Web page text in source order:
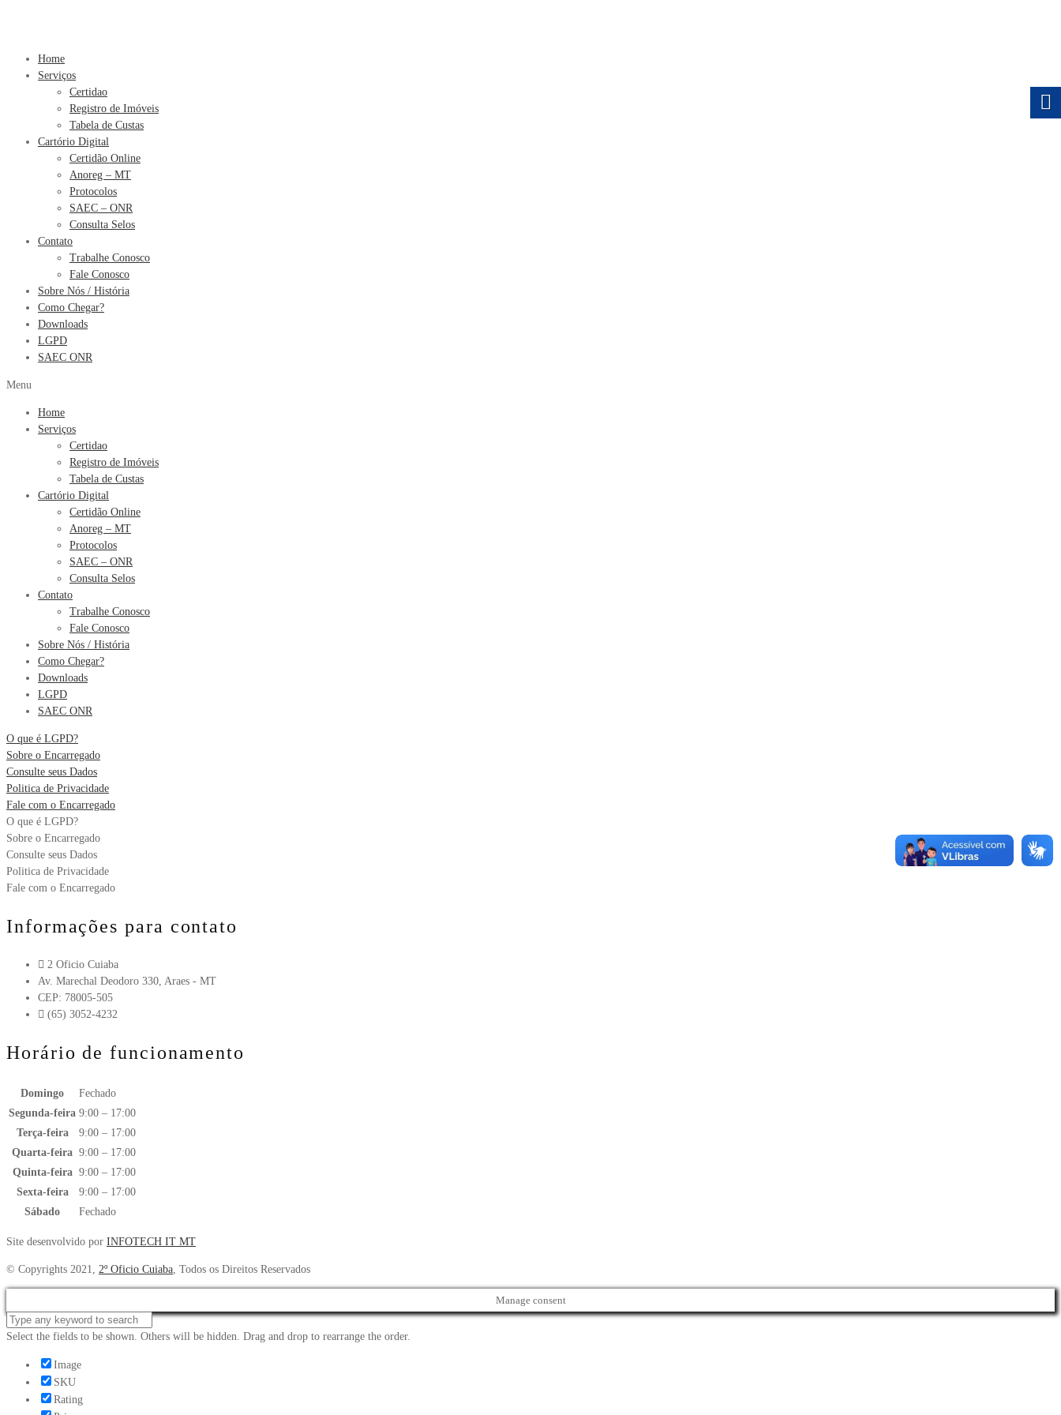
Home
Serviços
Certidao
Registro de Imóveis
Tabela de Custas
Cartório Digital
Certidão Online
Anoreg – MT
Protocolos
SAEC – ONR
Consulta Selos
Contato
Trabalhe Conosco
Fale Conosco
Sobre Nós / História
Como Chegar?
Downloads
LGPD
SAEC ONR
Menu
Home
Serviços
Certidao
Registro de Imóveis
Tabela de Custas
Cartório Digital
Certidão Online
Anoreg – MT
Protocolos
SAEC – ONR
Consulta Selos
Contato
Trabalhe Conosco
Fale Conosco
Sobre Nós / História
Como Chegar?
Downloads
LGPD
SAEC ONR
O que é LGPD?
Sobre o Encarregado
Consulte seus Dados
Politica de Privacidade
Fale com o Encarregado
O que é LGPD?
Sobre o Encarregado
Consulte seus Dados
Politica de Privacidade
Fale com o Encarregado
Informações para contato
2 Oficio Cuiaba
Av. Marechal Deodoro 330, Araes - MT
CEP: 78005-505
(65) 3052-4232
Horário de funcionamento
Domingo
Fechado
Segunda-feira 9:00 – 17:00
Terça-feira
9:00 – 17:00
Quarta-feira 9:00 – 17:00
Quinta-feira 9:00 – 17:00
Sexta-feira
9:00 – 17:00
Sábado
Fechado
Site desenvolvido por INFOTECH IT MT
© Copyrights 2021, 2º Oficio Cuiaba , Todos os Direitos Reservados
Manage consent
Select the fields to be shown. Others will be hidden. Drag and drop to rearrange the order.
Image
SKU
Rating